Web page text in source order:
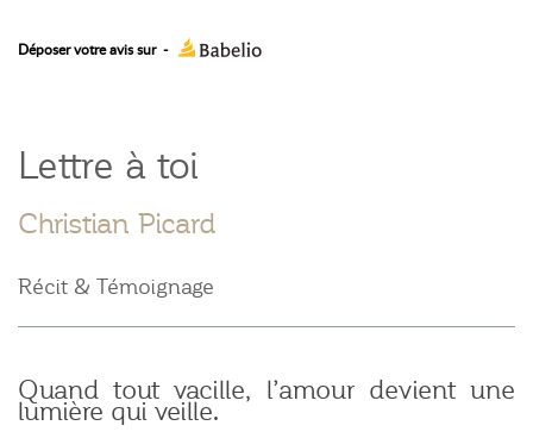
Déposer votre avis sur -
Lettre à toi
Christian Picard
Récit & Témoignage
Quand tout vacille, l’amour devient une
lumière qui veille.